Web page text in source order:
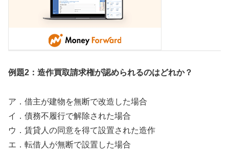
例題2：造作買取請求権が認められるのはどれか？
ア．借主が建物を無断で改造した場合
イ．債務不履行で解除された場合
ウ．賃貸人の同意を得て設置された造作
エ．転借人が無断で設置した場合